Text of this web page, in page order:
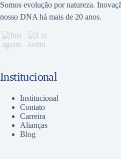
Somos evolução por natureza.
nosso DNA há mais de 20 anos.
Institucional
Institucional
Contato
Carreira
Alianças
Blog